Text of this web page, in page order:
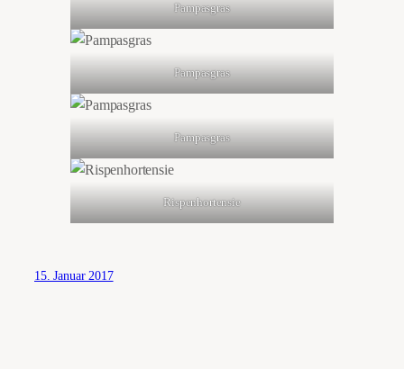
Pampasgras
Pampasgras
Pampasgras
Rispenhortensie
15. Januar 2017